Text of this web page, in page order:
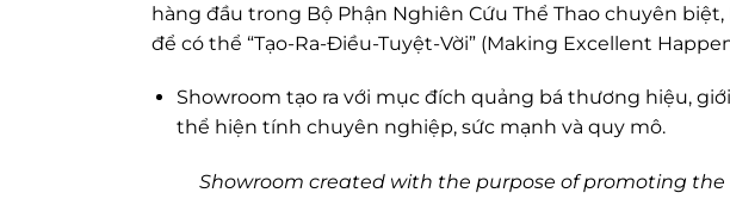
hàng đầu trong Bộ Phận Nghiên Cứu Thể Thao chuyên
để có thể “Tạo-Ra-Điều-Tuyệt-Vời” (Making Excellent
Showroom tạo ra với mục đích quảng bá thương hiệu,
thể hiện tính chuyên nghiệp, sức mạnh và quy mô.
Showroom created with the purpose of promoting